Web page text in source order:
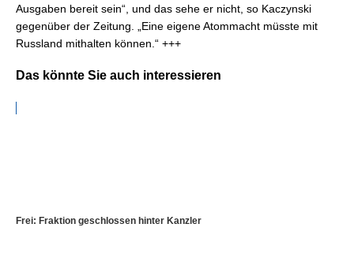
Ausgaben bereit sein“, und das sehe er nicht, so Kaczynski
gegenüber der Zeitung. „Eine eigene Atommacht müsste mit
Russland mithalten können.“ +++
Das könnte Sie auch interessieren
Frei: Fraktion geschlossen hinter Kanzler